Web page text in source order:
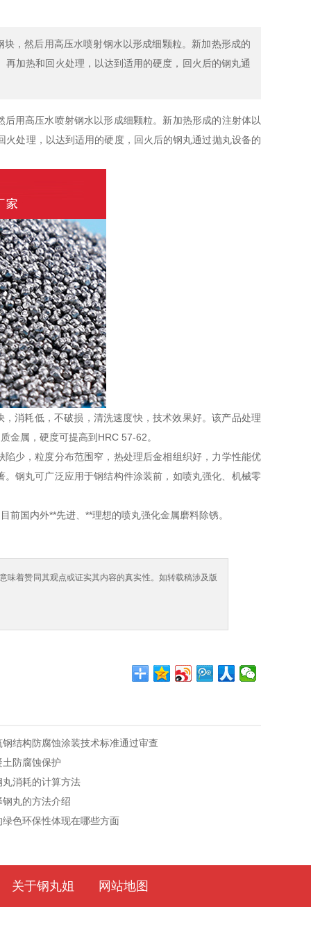
，然后用高压水喷射钢水以形成细颗粒。新加热形成的
加热和回火处理，以达到适用的硬度，回火后的钢丸通
用高压水喷射钢水以形成细颗粒。新加热形成的注射体以
处理，以达到适用的硬度，回火后的钢丸通过抛丸设备的
耗低，不破损，清洗速度快，技术效果好。该产品处理
金属，硬度可提高到HRC 57-62。
陷少，粒度分布范围窄，热处理后金相组织好，力学性能优
钢丸可广泛应用于钢结构件涂装前，如喷丸强化、机械零
国内外**先进、**理想的喷丸强化金属磨料除锈。
味着赞同其观点或证实其内容的真实性。如转载稿涉及版
结构防腐蚀涂装技术标准通过审查
防腐蚀保护
消耗的计算方法
丸的方法介绍
色环保性体现在哪些方面
关于钢丸姐 网站地图